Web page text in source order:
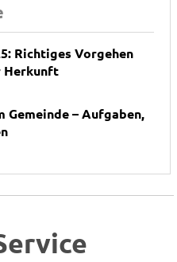
Richtiges Vorgehen
Herkunft
– Aufgaben,